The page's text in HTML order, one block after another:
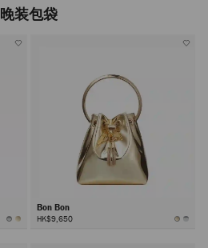
晚装包袋
Bon Bon
HK$9,650